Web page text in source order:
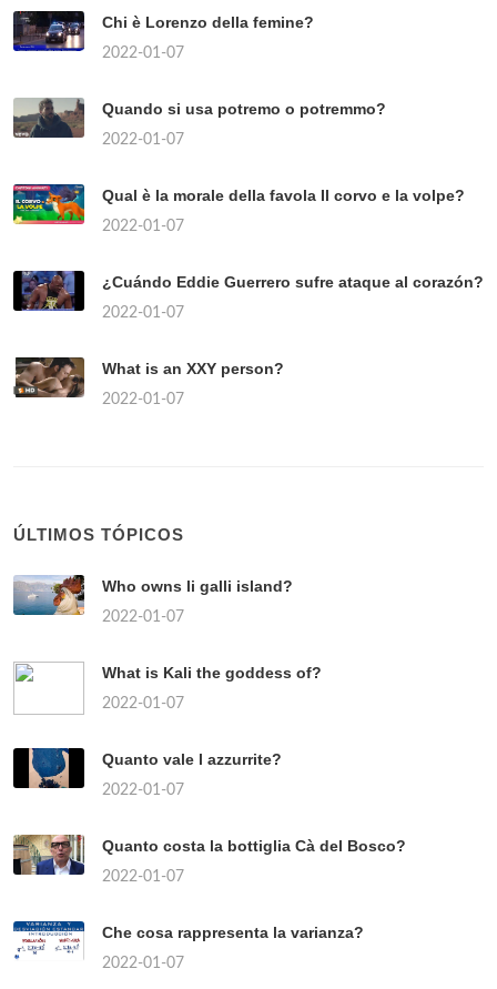
Chi è Lorenzo della femine?
2022-01-07
Quando si usa potremo o potremmo?
2022-01-07
Qual è la morale della favola Il corvo e la volpe?
2022-01-07
¿Cuándo Eddie Guerrero sufre ataque al corazón?
2022-01-07
What is an XXY person?
2022-01-07
ÚLTIMOS TÓPICOS
Who owns li galli island?
2022-01-07
What is Kali the goddess of?
2022-01-07
Quanto vale l azzurrite?
2022-01-07
Quanto costa la bottiglia Cà del Bosco?
2022-01-07
Che cosa rappresenta la varianza?
2022-01-07